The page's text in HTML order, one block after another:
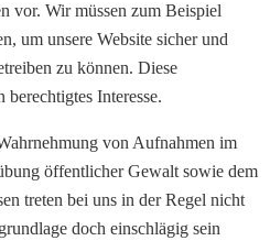
vor. Wir müssen zum Beispiel
um unsere Website sicher und
zu können. Diese
Interesse.
von Aufnahmen im
öffentlicher Gewalt sowie dem
treten bei uns in der Regel nicht
doch einschlägig sein